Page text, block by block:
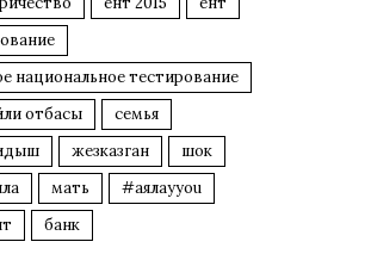
национальное тестирование
отбасы
семья
жезказган
шок
мать
#аялауyou
банк